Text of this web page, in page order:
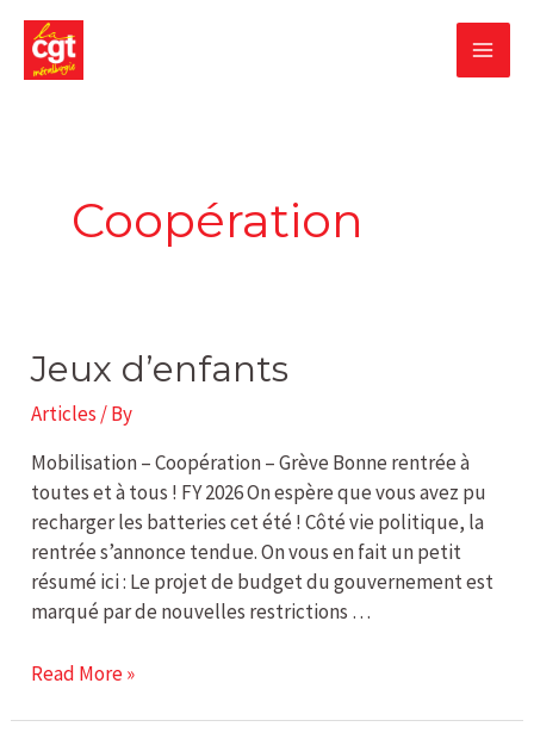
content
Coopération
Jeux d’enfants
Articles / By
Mobilisation – Coopération – Grève Bonne rentrée à
toutes et à tous ! FY 2026 On espère que vous avez pu
recharger les batteries cet été ! Côté vie politique, la
rentrée s’annonce tendue. On vous en fait un petit
résumé ici : Le projet de budget du gouvernement est
marqué par de nouvelles restrictions …
Jeux
d’enfants
Read More »